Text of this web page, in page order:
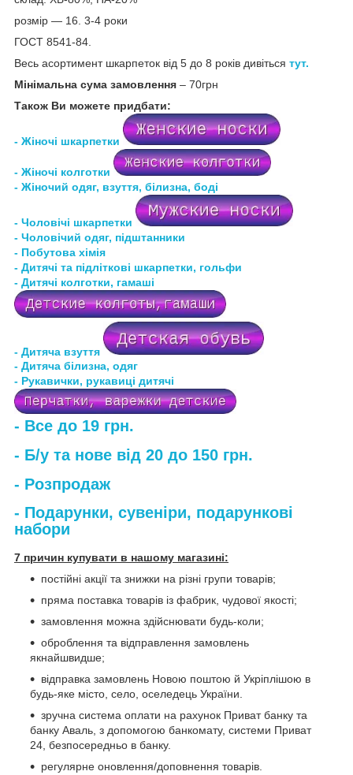
розмір — 16. 3-4 роки
ГОСТ 8541-84.
Весь асортимент шкарпеток від 5 до 8 років дивіться тут.
Мінімальна сума замовлення – 70грн
Також Ви можете придбати:
- Жіночі шкарпетки
- Жіночі колготки
- Жіночий одяг, взуття, білизна, боді
- Чоловічі шкарпетки
- Чоловічий одяг, підштанники
- Побутова хімія
- Дитячі та підліткові шкарпетки, гольфи
- Дитячі колготки, гамаші
- Дитяча взуття
- Дитяча білизна, одяг
- Рукавички, рукавиці дитячі
- Все до 19 грн.
- Б/у та нове від 20 до 150 грн.
- Розпродаж
- Подарунки, сувеніри, подарункові
набори
7 причин купувати в нашому магазині:
постійні акції та знижки на різні групи товарів;
пряма поставка товарів із фабрик, чудової якості;
замовлення можна здійснювати будь-коли;
оброблення та відправлення замовлень
якнайшвидше;
відправка замовлень Новою поштою й Укріплішою в
будь-яке місто, село, оселедець України.
зручна система оплати на рахунок Приват банку та
банку Аваль, з допомогою банкомату, системи Приват
24, безпосередньо в банку.
регулярне оновлення/доповнення товарів.